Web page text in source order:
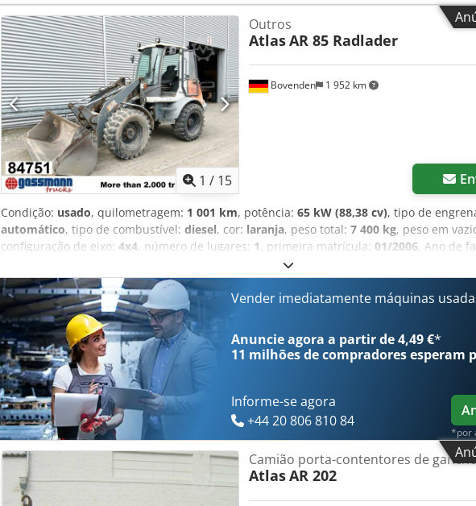
1 / 15
Bovenden 1 952 km
Outros
AtlasAR 85 Radlader
Condição: usado, quilometragem: 1 001 km, potência: 65 kW (88,38 cv), tipo de
automático, tipo de combustível: diesel, cor: laranja, peso total: 7 400 kg, peso em
configuração de eixo: 4x4, número de lugares: 1, primeira matrícula: 01/2006, Ano de
, dimensão do pneu dianteiro:
24, cabina do condutor:outro, distância entre eixos:2 270 mm, Equipamento:faróis
padrão, tração integral, Localização do veículo: Bovenden, janela traseira, faróis de
entre eixos: 2270 mm Motor diesel Deutz tipo 5F4L 2011, comprimento de carga aprox.
3850 mm Aprox. 7.975 horas de funcionamento! Diversos acessórios (caçamba
paletes, peneira separadora) disponíveis por valor adicional! Separador de caçamba MB-
8.900 € a mais, ver -8578-! INFORMAÇÕES SOBRE ACESSÓRIOS SEM GARANTIA, sujeitas
venda prévia e erros reservados! Crsdjvhiq Ajpfx Aatsf
Vender imediatamente máquinas
Anuncie agora a partir de 4,49 €*
11 milhões de compradoresesperam
Informe-se agora
+44 20 806 810 84
*por
Camião porta-contentores de
AtlasAR 202